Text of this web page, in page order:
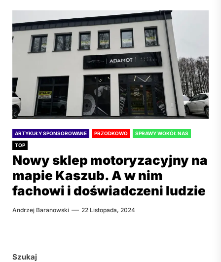
ARTYKUŁY SPONSOROWANE PRZODKOWO
SPRAWY WOKÓŁ NAS
TOP
Nowy sklep motoryzacyjny na
mapie Kaszub. A w nim
fachowi i doświadczeni ludzie
Andrzej Baranowski 22 Listopada, 2024
Szukaj